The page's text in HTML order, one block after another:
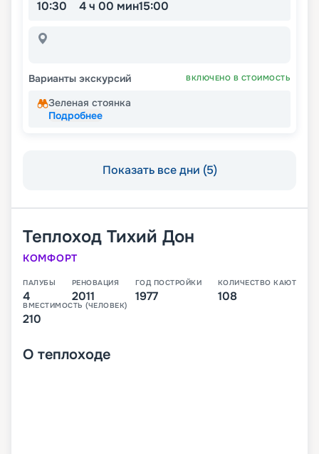
10:30 4 ч 00 мин15:00
Варианты экскурсий ВКЛЮЧЕНО В СТОИМОСТЬ
Зеленая стоянка
Подробнее
Показать все дни (5)
Теплоход Тихий Дон
КОМФОРТ
ПАЛУБЫ
4
РЕНОВАЦИЯ
2011
ГОД ПОСТРОЙКИ
1977
КОЛИЧЕСТВО КАЮТ
108
ВМЕСТИМОСТЬ (ЧЕЛОВЕК)
210
О теплоходе